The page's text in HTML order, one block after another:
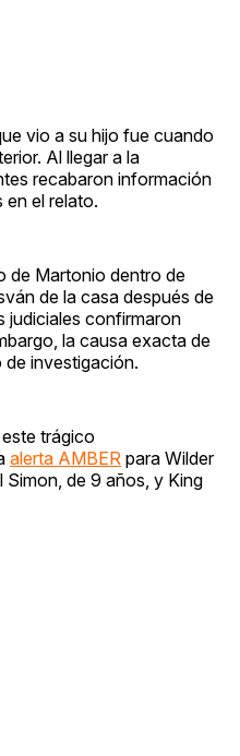
vio a su hijo fue cuando
Al llegar a la
recabaron información
en el relato.
de Martonio dentro de
de la casa después de
judiciales confirmaron
la causa exacta de
de investigación.
trágico
alerta AMBER para Wilder
de 9 años, y King